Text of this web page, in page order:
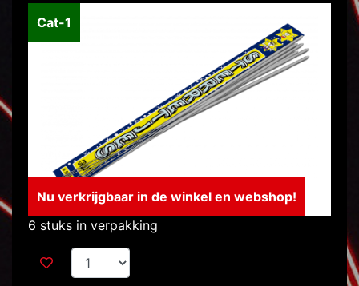
Cat-1
Nu verkrijgbaar in de winkel en webshop!
6 stuks in verpakking